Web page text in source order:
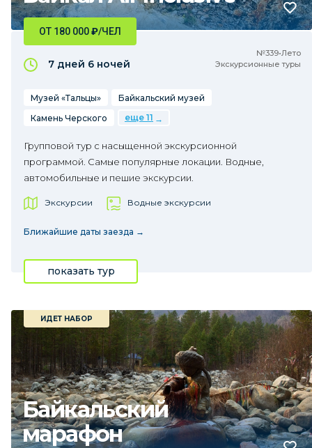
№339•Лето
Экскурсионные туры
ОТ 180 000₽/ЧЕЛ
7 дней 6 ночей
Музей «Тальцы»
Байкальский музей
Камень Черского
еще 11
Групповой тур с насыщенной экскурсионной
программой. Самые популярные локации. Водные,
автомобильные и пешие экскурсии.
Экскурсии Водные экскурсии
Ближайшие даты заезда →
показать тур
Байкальский
марафон
ИДЕТ НАБОР